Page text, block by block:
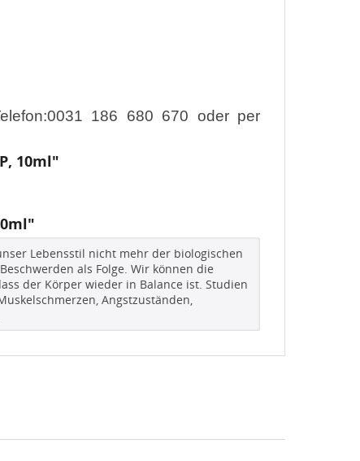
186 680 670 oder per
10ml"
Lebensstil nicht mehr der biologischen
als Folge. Wir können die
der Körper wieder in Balance ist. Studien
Angstzuständen,